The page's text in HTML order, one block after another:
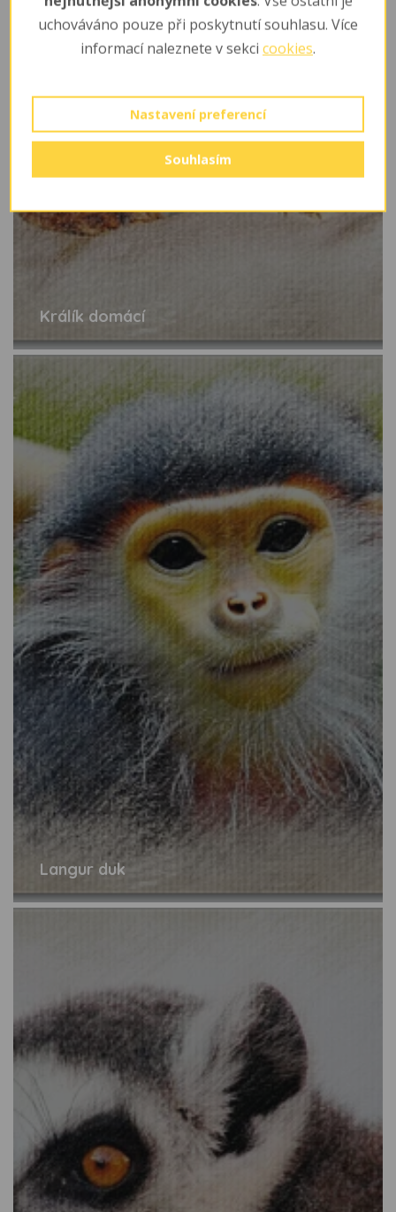
Králík domácí
Langur duk
uchováváno pouze při poskytnutí souhlasu. Více
informací naleznete v sekci cookies.
Nastavení preferencí
Souhlasím